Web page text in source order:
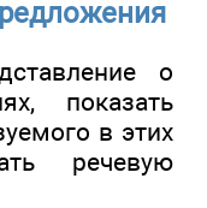
о
показать
в этих
речевую